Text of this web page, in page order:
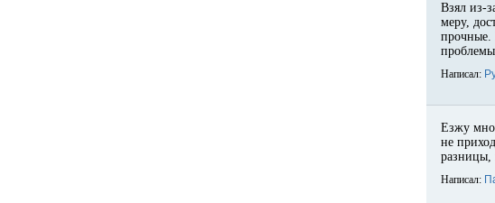
Взял из-
меру,
прочные.
Написал:
Езжу
не
разницы,
Написал: